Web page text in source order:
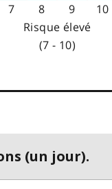
7 8 9
10
Risque élevé
(7 - 10)
(un jour).